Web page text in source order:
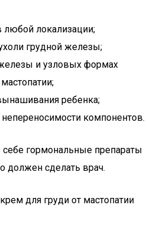
любой локализации;
грудной железы;
и узловых формах
ребенка;
компонентов.
себе гормональные препараты
должен сделать врач.
для груди от мастопатии